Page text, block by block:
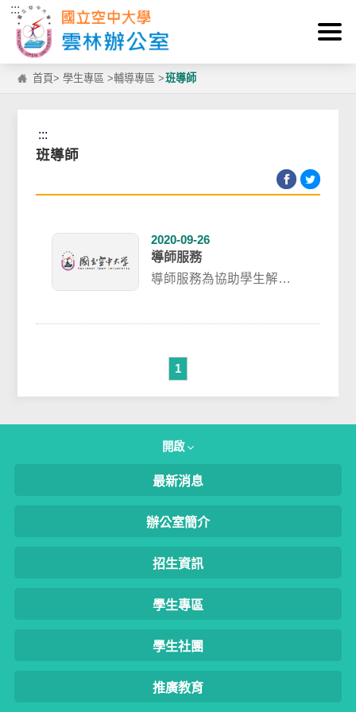
跳到主要內容區塊
:::
首頁>學生專區 >輔導專區 >班導師
:::
班導師
2020-09-26
導師服務
導師服務為協助學生解決
1
開啟
最新消息
辦公室簡介
招生資訊
學生專區
學生社團
推廣教育